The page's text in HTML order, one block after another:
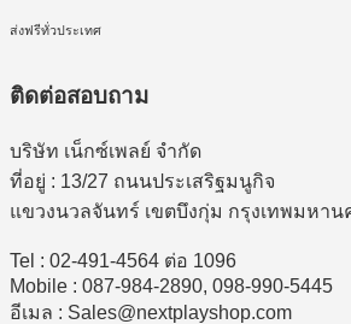
ส่งฟรีทั่วประเทศ
ติดต่อสอบถาม
บริษัท เน็กซ์เพลย์ จำกัด
ที่อยู่ : 13/27 ถนนประเสริฐมนูกิจ
แขวงนวลจันทร์ เขตบึงกุ่ม กรุงเทพมหาน
Tel : 02-491-4564 ต่อ 1096
Mobile : 087-984-2890, 098-990-5445
อีเมล : Sales@nextplayshop.com